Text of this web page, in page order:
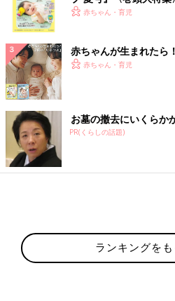
く！ おっぱい・ミルク
赤ちゃん・育児
赤ちゃんが生まれたら
赤ちゃん・育児
お墓の撤去にいくらか
PR(くらしの話題)
ランキングを